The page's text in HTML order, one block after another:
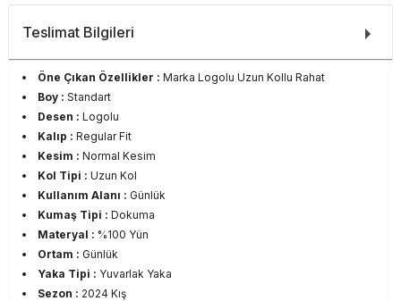
Teslimat Bilgileri
Öne Çıkan Özellikler : Marka Logolu Uzun Kollu Rahat
Boy : Standart
Desen : Logolu
Kalıp : Regular Fit
Kesim : Normal Kesim
Kol Tipi : Uzun Kol
Kullanım Alanı : Günlük
Kumaş Tipi : Dokuma
Materyal : %100 Yün
Ortam : Günlük
Yaka Tipi : Yuvarlak Yaka
Sezon : 2024 Kış